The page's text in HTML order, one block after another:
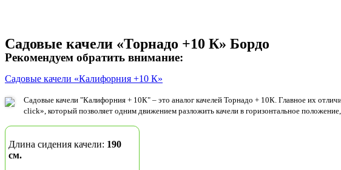
Садовые качели «Торнадо +10 К» Бордо
Рекомендуем обратить внимание:
Садовые качели «Калифорния +10 К»
Садовые качели "Калифорния + 10К" – это аналог качелей Торнадо + 10К. Главное их
click», который позволяет одним движением разложить качели в горизонтальное
Длина сидения качели: 190
см.